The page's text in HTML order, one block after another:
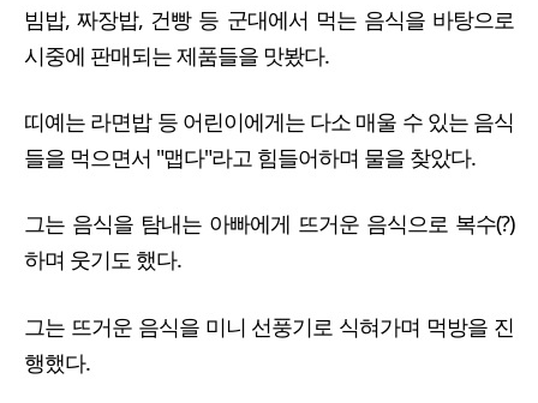
빔밥, 짜장밥, 건빵 등 군대에서 먹는 음식을 바탕으로
시중에 판매되는 제품들을 맛봤다.
띠예는 라면밥 등 어린이에게는 다소 매울 수 있는 음식
들을 먹으면서 "맵다"라고 힘들어하며 물을 찾았다.
그는 음식을 탐내는 아빠에게 뜨거운 음식으로 복수(?)
하며 웃기도 했다.
그는 뜨거운 음식을 미니 선풍기로 식혀가며 먹방을 진
행했다.